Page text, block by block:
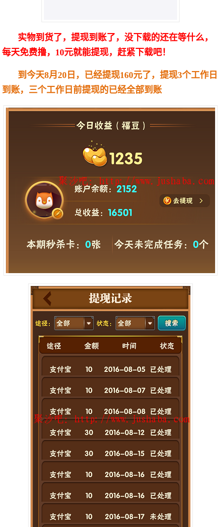
实物到货了，提现到账了，没下载的还在等什么，
每天免费撸，10元就能提现，赶紧下载吧！
到今天8月20日，已经提现160元了，提现3个工作日
到账，三个工作日前提现的已经全部到账